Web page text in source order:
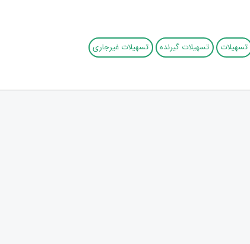
تسهیلات تسهیلات گیرنده تسهیلات غیرجاری